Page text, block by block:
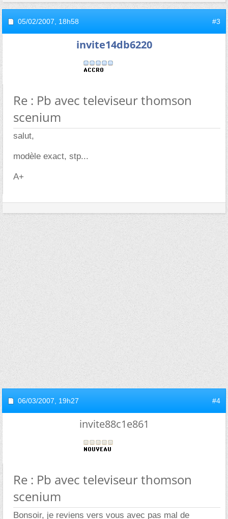
05/02/2007, 18h58 #3
invite14db6220
Re : Pb avec televiseur thomson
scenium
salut,
modèle exact, stp...
A+
06/03/2007, 19h27 #4
invite88c1e861
Re : Pb avec televiseur thomson
scenium
Bonsoir, je reviens vers vous avec pas mal de